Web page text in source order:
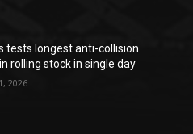
tests longest anti-collision
rolling stock in single day
2026